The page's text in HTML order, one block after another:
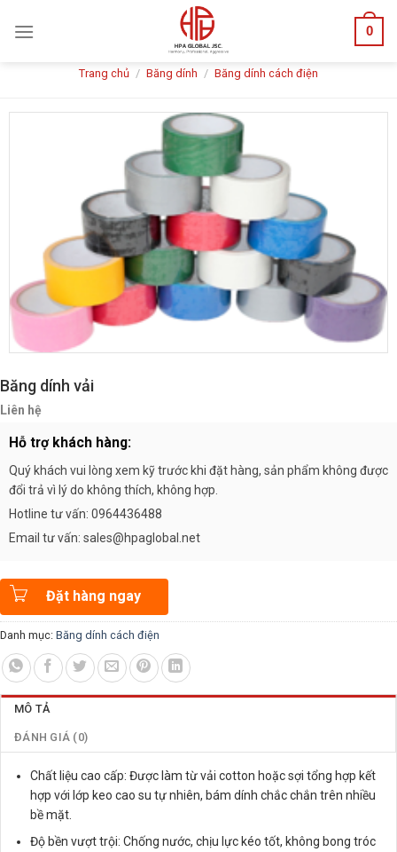
0
Trang chủ / Băng dính / Băng dính cách điện
Băng dính vải
Liên hệ
Hỗ trợ khách hàng:
Quý khách vui lòng xem kỹ trước khi đặt hàng, sản phẩm không được
đổi trả vì lý do không thích, không hợp.
Hotline tư vấn: 0964436488
Email tư vấn: sales@hpaglobal.net
Đặt hàng ngay
Danh mục: Băng dính cách điện
MÔ TẢ
ĐÁNH GIÁ (0)
Chất liệu cao cấp: Được làm từ vải cotton hoặc sợi tổng hợp kết
hợp với lớp keo cao su tự nhiên, bám dính chắc chắn trên nhiều
bề mặt.
Độ bền vượt trội: Chống nước, chịu lực kéo tốt, không bong tróc